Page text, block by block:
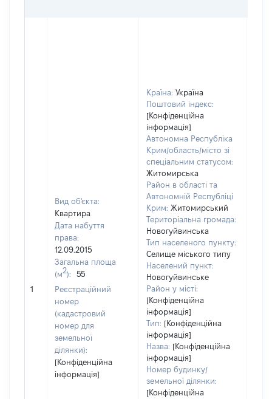
1
Вид об'єкта:
Квартира
Дата набуття
права:
12.09.2015
Загальна площа
(м2):
55
Реєстраційний
номер
(кадастровий
номер для
земельної
ділянки):
[Конфіденційна
інформація]
Країна: Україна
Поштовий індекс:
[Конфіденційна
інформація]
Автономна Республіка
Крим/область/місто зі
спеціальним статусом:
Житомирська
Район в області та
Автономній Республіці
Крим: Житомирський
Територіальна громада:
Новогуйвинська
Тип населеного пункту:
Селище міського типу
Населений пункт:
Новогуйвинське
Район у місті:
[Конфіденційна
інформація]
Тип: [Конфіденційна
інформація]
Назва: [Конфіденційна
інформація]
Номер будинку/
земельної ділянки:
[Конфіденційна